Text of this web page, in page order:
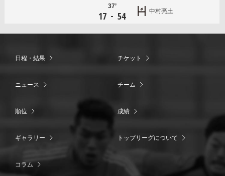
37’
17 - 54 中村亮土
日程・結果 チケット
ニュース チーム
順位 成績
ギャラリー トップリーグについて
コラム